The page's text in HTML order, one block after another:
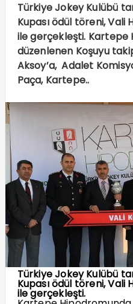
Türkiye Jokey Kulübü
Kupası ödül töreni, Vali
ile gerçekleşti. Kartepe
düzenlenen Koşuyu
Aksoy’a, Adalet
Paça, Kartepe..
Türkiye Jokey Kulübü
Kupası ödül töreni, Vali
ile gerçekleşti.